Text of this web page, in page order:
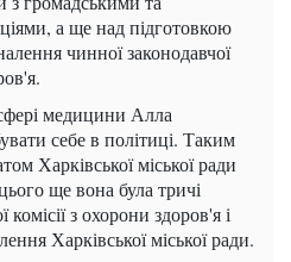
а ще над підготовкою
чинної законодавчої
медицини Алла
себе в політиці. Таким
Харківської міської ради
ще вона була тричі
з охорони здоров'я і
Харківської міської ради.